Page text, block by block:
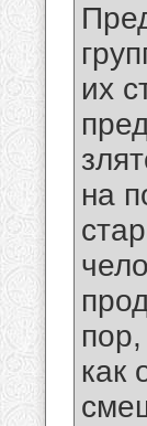
их
на
как